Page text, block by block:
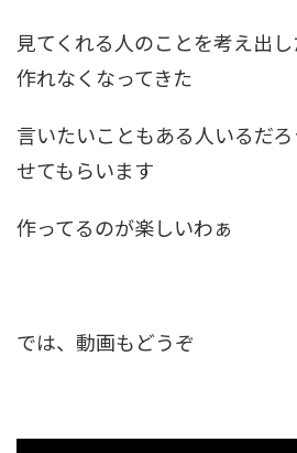
見てくれる人のことを考え出
作れなくなってきた
言いたいこともある人いるだ
せてもらいます
作ってるのが楽しいわぁ
では、動画もどうぞ